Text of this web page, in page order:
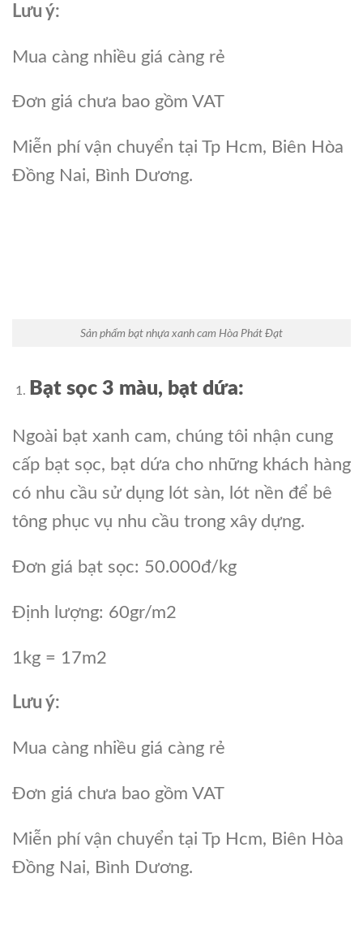
Lưu ý:
Mua càng nhiều giá càng rẻ
Đơn giá chưa bao gồm VAT
Miễn phí vận chuyển tại Tp Hcm, Biên Hòa
Đồng Nai, Bình Dương.
Sản phẩm bạt nhựa xanh cam Hòa Phát Đạt
Bạt sọc 3 màu, bạt dứa:
Ngoài bạt xanh cam, chúng tôi nhận cung
cấp bạt sọc, bạt dứa cho những khách hàng
có nhu cầu sử dụng lót sàn, lót nền để bê
tông phục vụ nhu cầu trong xây dựng.
Đơn giá bạt sọc: 50.000đ/kg
Định lượng: 60gr/m2
1kg = 17m2
Lưu ý:
Mua càng nhiều giá càng rẻ
Đơn giá chưa bao gồm VAT
Miễn phí vận chuyển tại Tp Hcm, Biên Hòa
Đồng Nai, Bình Dương.